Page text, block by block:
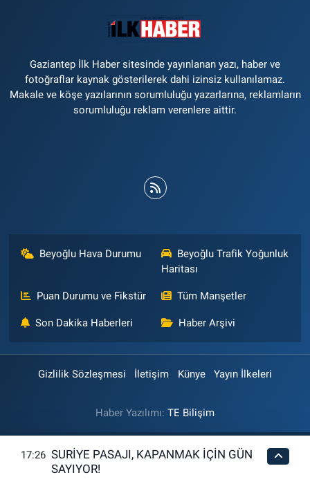
Gaziantep İlk Haber sitesinde yayınlanan yazı, haber ve
fotoğraflar kaynak gösterilerek dahi izinsiz kullanılamaz.
Makale ve köşe yazılarının sorumluluğu yazarlarına, reklamların
sorumluluğu reklam verenlere aittir.
Beyoğlu Hava Durumu
Beyoğlu Trafik Yoğunluk
Haritası
Puan Durumu ve Fikstür Tüm Manşetler
Son Dakika Haberleri Haber Arşivi
Gizlilik Sözleşmesi İletişim Künye Yayın İlkeleri
Haber Yazılımı: TE Bilişim
17:26 SURİYE PASAJI, KAPANMAK İÇİN GÜN
SAYIYOR!